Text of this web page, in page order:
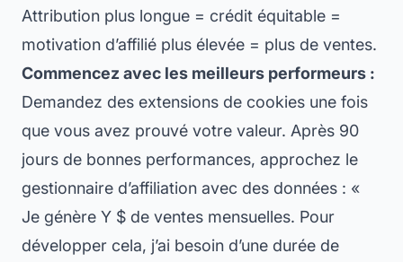
Attribution plus longue = crédit équitable =
motivation d’affilié plus élevée = plus de ventes.
Commencez avec les meilleurs performeurs :
Demandez des extensions de cookies une fois
que vous avez prouvé votre valeur. Après 90
jours de bonnes performances, approchez le
gestionnaire d’affiliation avec des données : «
Je génère Y $ de ventes mensuelles. Pour
développer cela, j’ai besoin d’une durée de